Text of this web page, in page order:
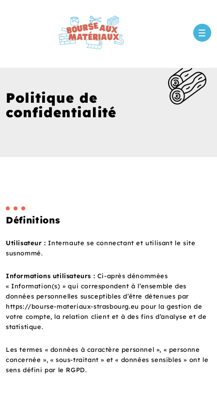
Politique de
confidentialité
Définitions
Utilisateur : Internaute se connectant et utilisant le site
susnommé.
Informations utilisateurs : Ci-après dénommées
« Information(s) » qui correspondent à l’ensemble des
données personnelles susceptibles d’être détenues par
https://bourse-materiaux-strasbourg.eu pour la gestion de
votre compte, la relation client et à des fins d’analyse et de
statistique.
Les termes « données à caractère personnel », « personne
concernée », « sous-traitant » et « données sensibles » ont le
sens défini par le RGPD.